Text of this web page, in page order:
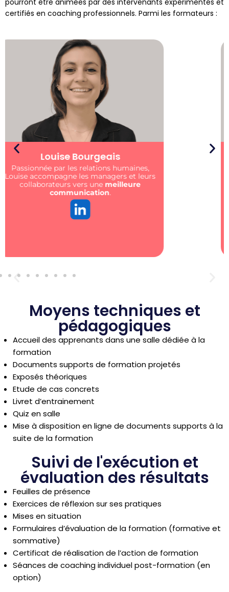
pourront être animées par des intervenants expérimentés et
certifiés en coaching professionnels. Parmi les formateurs :
Emmanuel Rösler
Formateur & coachcertifié PCM ®️
de la valeur ajoutée pour votre entreprise
via des formations centrées sur
Moyens techniques et
pédagogiques
Accueil des apprenants dans une salle dédiée à la
formation
Documents supports de formation projetés
Exposés théoriques
Etude de cas concrets
Livret d’entrainement
Quiz en salle
Mise à disposition en ligne de documents supports à la
suite de la formation
Suivi de l'exécution et
évaluation des résultats
Feuilles de présence
Exercices de réflexion sur ses pratiques
Mises en situation
Formulaires d’évaluation de la formation (formative et
sommative)
Certificat de réalisation de l’action de formation
Séances de coaching individuel post-formation (en
option)